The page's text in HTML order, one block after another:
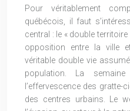
Pour véritablement
québécois, il faut
central : le « double territoire
opposition entre la ville
véritable double vie
population. La
l’effervescence des gratte-
des centres urbains. Le